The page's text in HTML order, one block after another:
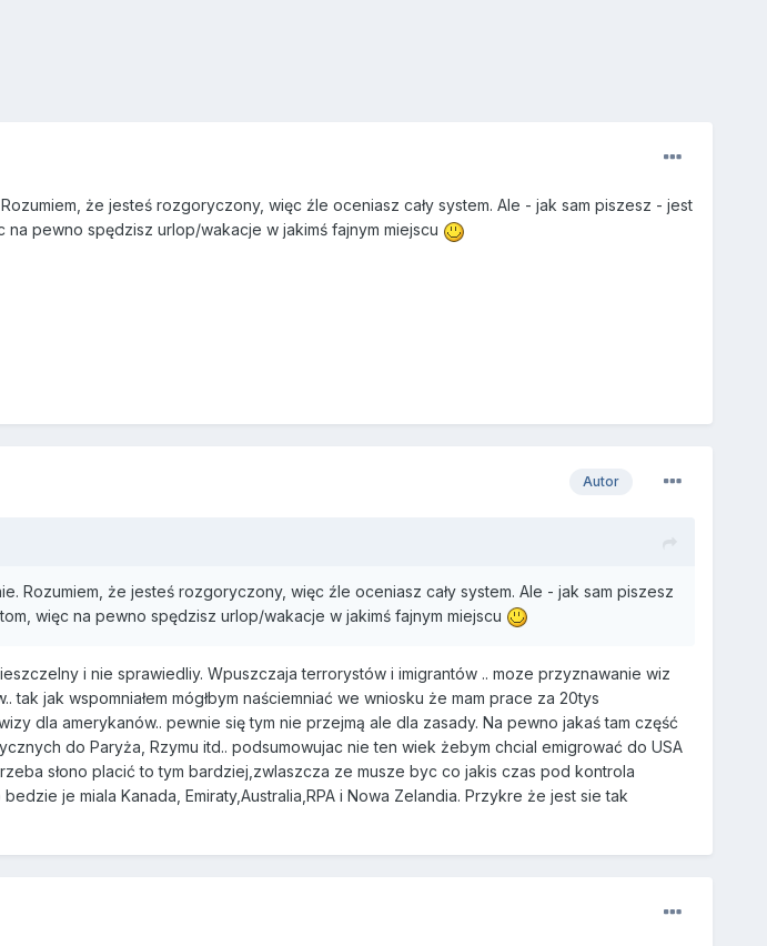
że jesteś rozgoryczony, więc źle oceniasz cały system. Ale - jak sam piszesz - jest
pewno spędzisz urlop/wakacje w jakimś fajnym miejscu
Autor
Rozumiem, że jesteś rozgoryczony, więc źle oceniasz cały system. Ale - jak sam piszesz
więc na pewno spędzisz urlop/wakacje w jakimś fajnym miejscu
i nie sprawiedliy. Wpuszczaja terrorystów i imigrantów .. moze przyznawanie wiz
tak jak wspomniałem mógłbym naściemniać we wniosku że mam prace za 20tys
dla amerykanów.. pewnie się tym nie przejmą ale dla zasady. Na pewno jakaś tam część
do Paryża, Rzymu itd.. podsumowujac nie ten wiek żebym chcial emigrować do USA
słono placić to tym bardziej,zwlaszcza ze musze byc co jakis czas pod kontrola
je miala Kanada, Emiraty,Australia,RPA i Nowa Zelandia. Przykre że jest sie tak